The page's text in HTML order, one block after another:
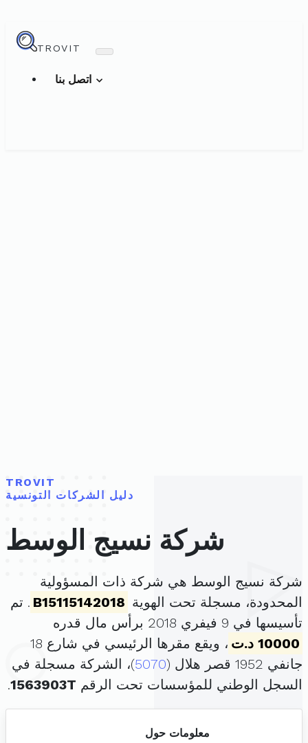
TROVIT
TROVIT
دليل الشركات التونسية
شركة نسيج الوسط
شركة نسيج الوسط هي شركة ذات المسؤولية
المحدودة، مسجلة تحت الهوية B15115142018 . تم
تأسيسها في 9 فيفري 2018 برأس مال قدره
10000 د.ت
، ويقع مقرها الرئيسي في شارع 18
جانفي 1952 قصر هلال (
5070)، الشركة مسجلة في
السجل الوطني للمؤسسات تحت الرقم 1563903T
.
معلومات حول